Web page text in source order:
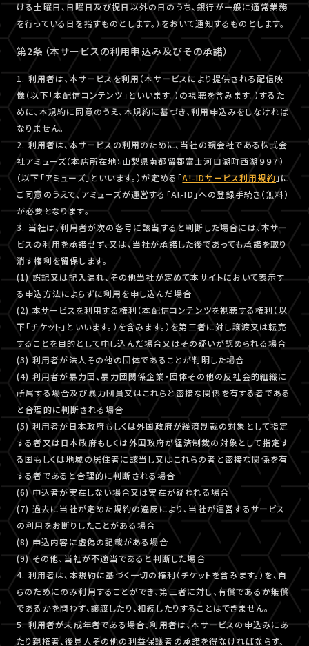
ける土曜日、日曜日及び祝日以外の日のうち、銀行が一般に通常業務
を行っている日を指すものとします。）をおいて通知するものとします。
第2条（本サービスの利用申込み及びその承諾）
1. 利用者は、本サービスを利用（本サービスにより提供される配信映
像（以下「本配信コンテンツ」といいます。）の視聴を含みます。）するた
めに、本規約に同意のうえ、本規約に基づき、利用申込みをしなければ
なりません。
2. 利用者は、本サービスの利用のために、当社の親会社である株式会
社アミューズ（本店所在地：山梨県南都留郡富士河口湖町西湖９９７）
（以下「アミューズ」といいます。）が定める「A!-IDサービス利用規約」に
ご同意のうえで、アミューズが運営する「A!-ID」への登録手続き（無料）
が必要となります。
3. 当社は、利用者が次の各号に該当すると判断した場合には、本サー
ビスの利用を承諾せず、又は、当社が承諾した後であっても承諾を取り
消す権利を留保します。
(1) 誤記又は記入漏れ、その他当社が定めて本サイトにおいて表示す
る申込方法によらずに利用を申し込んだ場合
(2) 本サービスを利用する権利（本配信コンテンツを視聴する権利（以
下「チケット」といいます。）を含みます。）を第三者に対し譲渡又は転売
することを目的として申し込んだ場合又はその疑いが認められる場合
(3) 利用者が法人その他の団体であることが判明した場合
(4) 利用者が暴力団、暴力団関係企業・団体その他の反社会的組織に
所属する場合及び暴力団員又はこれらと密接な関係を有する者である
と合理的に判断される場合
(5) 利用者が日本政府もしくは外国政府が経済制裁の対象として指定
する者又は日本政府もしくは外国政府が経済制裁の対象として指定す
る国もしくは地域の居住者に該当し又はこれらの者と密接な関係を有
する者であると合理的に判断される場合
(6) 申込者が実在しない場合又は実在が疑われる場合
(7) 過去に当社が定めた規約の違反により、当社が運営するサービス
の利用をお断りしたことがある場合
(8) 申込内容に虚偽の記載がある場合
(9) その他、当社が不適当であると判断した場合
4. 利用者は、本規約に基づく一切の権利（チケットを含みます。）を、自
らのためにのみ利用することができ、第三者に対し、有償であるか無償
であるかを問わず、譲渡したり、相続したりすることはできません。
5. 利用者が未成年者である場合、利用者は、本サービスの申込みにあ
たり親権者、後見人その他の利益保護者の承諾を得なければならず、